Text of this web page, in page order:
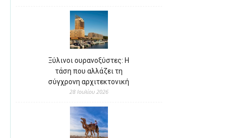
Ξύλινοι ουρανοξύστες: Η
τάση που αλλάζει τη
σύγχρονη αρχιτεκτονική
28 Ιουλίου 2026